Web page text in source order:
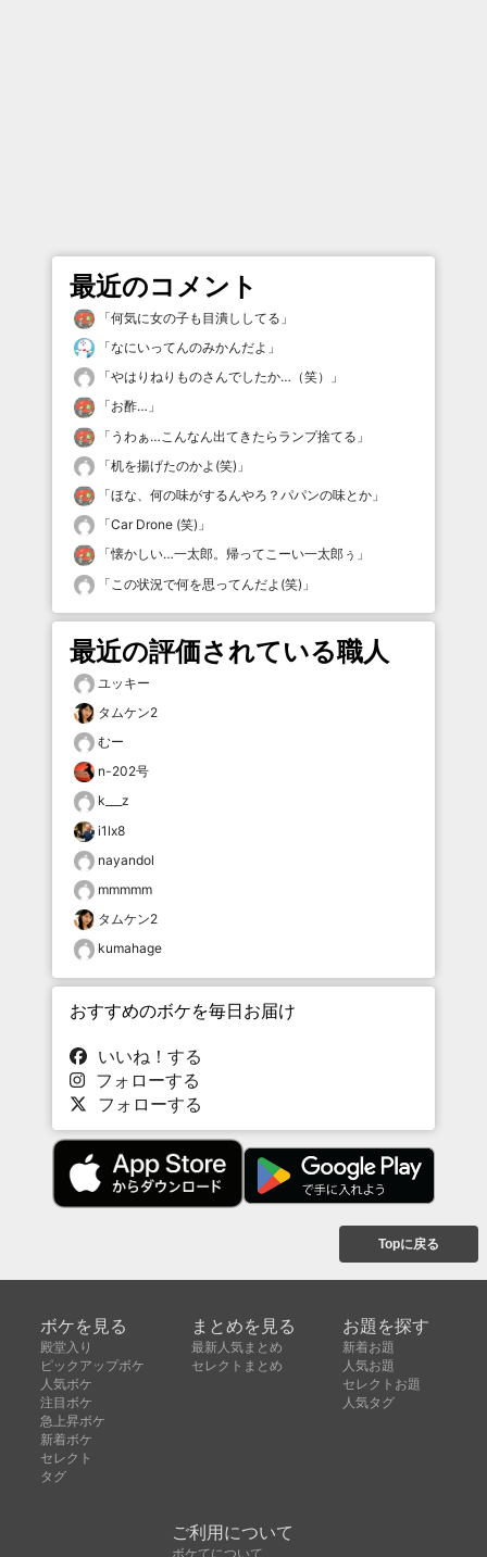
最近のコメント
「何気に女の子も目潰ししてる 」
「なにいってんのみかんだよ 」
「やはりねりものさんでしたか…（笑）
」
「お酢… 」
「 うわぁ…こんなん出てきたらランプ捨てる 」
「机を揚げたのかよ(笑) 」
「ほな、何の味がするんやろ？パパンの味とか 」
「Car Drone (笑) 」
「懐かしい…一太郎。帰ってこーい一太郎ぅ 」
「 この状況で何を思ってんだよ(笑) 」
最近の評価されている職人
ユッキー
タムケン2
むー
n-202号
k___z
i1lx8
nayandol
mmmmm
タムケン2
kumahage
おすすめのボケを毎日お届け
いいね！する
フォローする
フォローする
Topに戻る
ボケを見る
殿堂入り
ピックアップボケ
人気ボケ
注目ボケ
急上昇ボケ
新着ボケ
セレクト
タグ
まとめを見る
最新人気まとめ
セレクトまとめ
お題を探す
新着お題
人気お題
セレクトお題
人気タグ
ご利用について
ボケてについて